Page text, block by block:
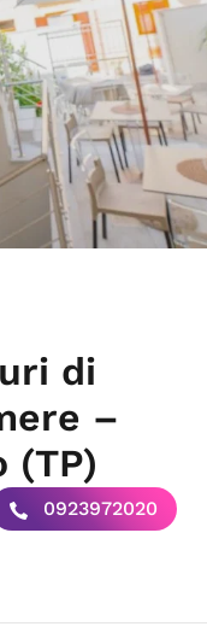
di
–
(TP)
0923972020